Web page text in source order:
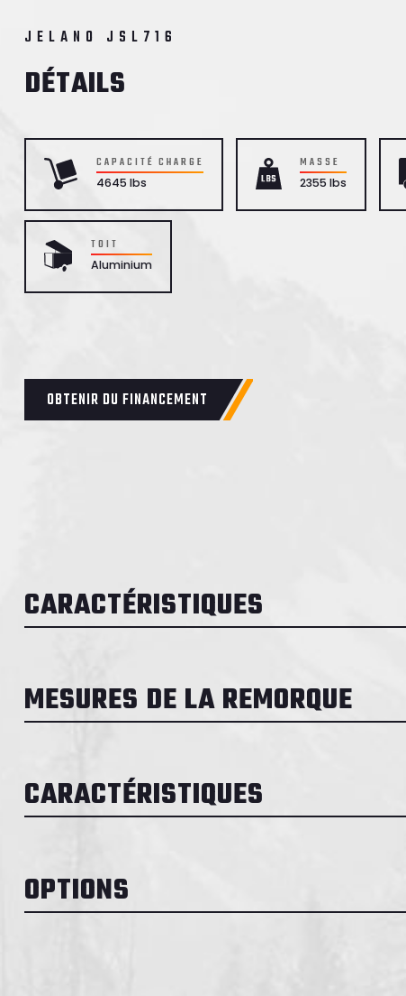
JELANO JSL716
DÉTAILS
CAPACITÉ CHARGE
4645 lbs
MASSE
2355 lbs
TOIT
Aluminium
OBTENIR DU FINANCEMENT
CARACTÉRISTIQUES
MESURES DE LA REMORQUE
CARACTÉRISTIQUES
OPTIONS